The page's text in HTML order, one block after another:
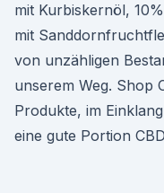
mit Kurbiskernöl,
mit
von unzähligen
unserem Weg. Shop
Produkte, im
eine gute Portion